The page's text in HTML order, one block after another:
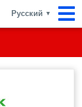
Русский ▼